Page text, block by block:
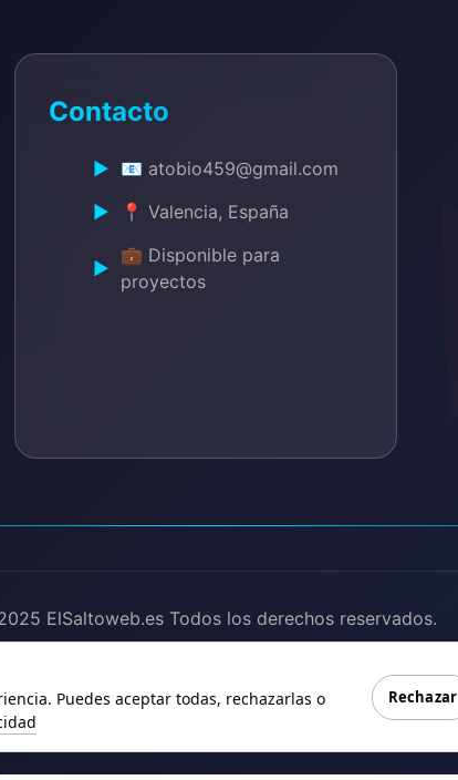
Contacto
📧 atobio459@gmail.com
📍 Valencia, España
💼 Disponible para
proyectos
ElSaltoweb.es Todos los derechos reservados.
Puedes aceptar todas, rechazarlas o
Rechazar